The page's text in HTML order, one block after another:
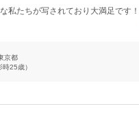
私たちが写されており大満足です！
京都
時25歳）